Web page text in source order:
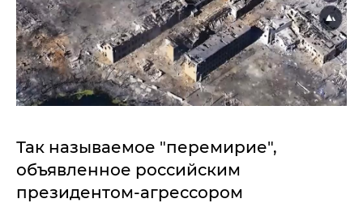
Так называемое "перемирие",
объявленное российским
президентом-агрессором